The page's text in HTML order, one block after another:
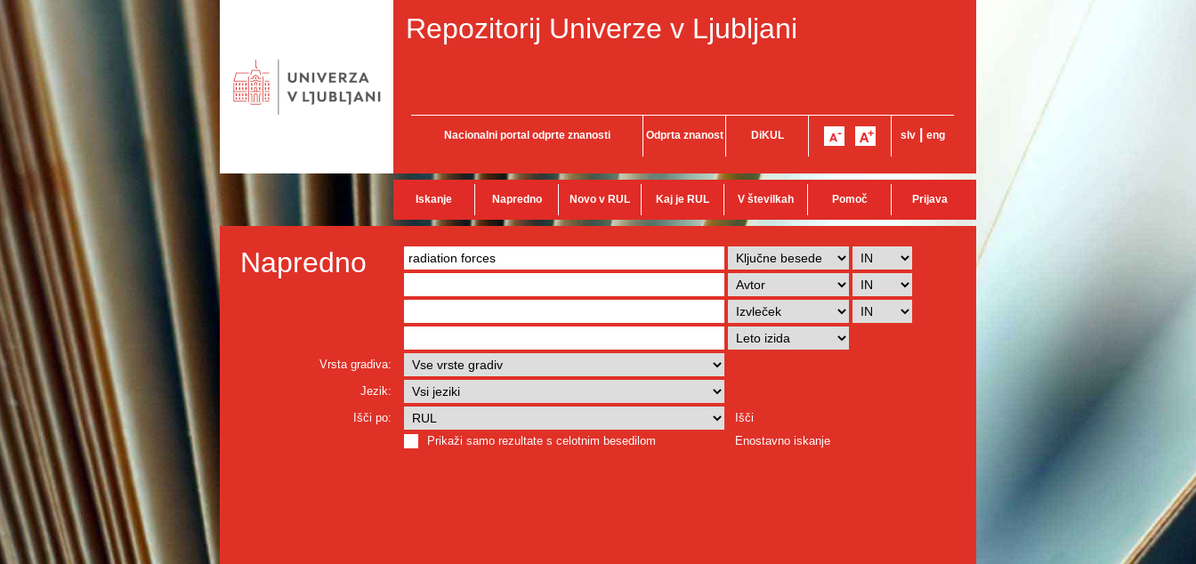
Repozitorij Univerze v Ljubljani
Nacionalni portal odprte znanosti Odprta znanost DiKUL slv eng
Iskanje Napredno Novo v RUL Kaj je RUL V številkah Pomoč Prijava
Napredno
Vrsta gradiva:
Jezik:
Išči po:
Išči
Prikaži samo rezultate s celotnim besedilom
Enostavno iskanje